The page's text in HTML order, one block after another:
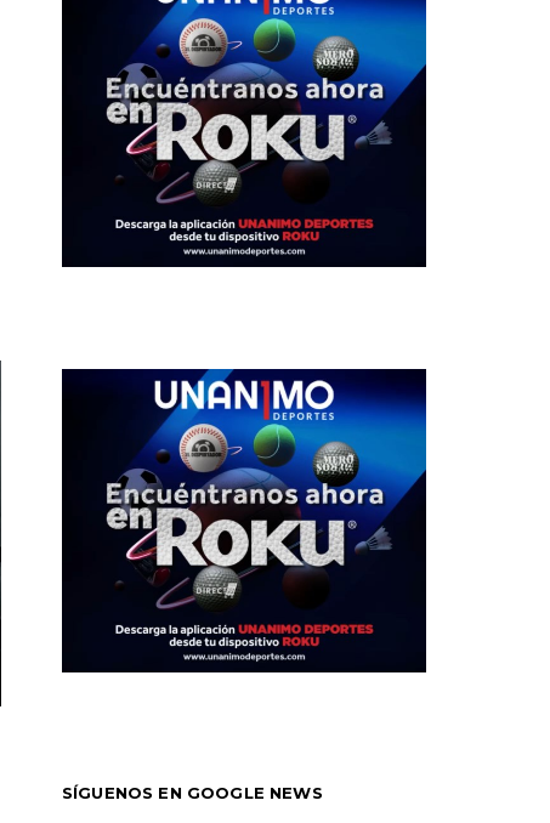
SÍGUENOS EN GOOGLE NEWS